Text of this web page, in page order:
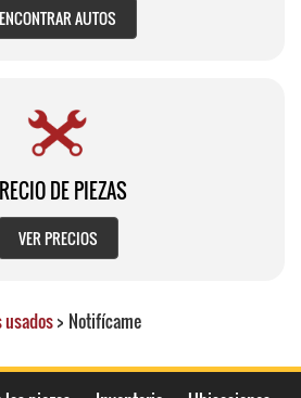
ENCONTRAR AUTOS
DE PIEZAS
VER PRECIOS
usados> Notifícame